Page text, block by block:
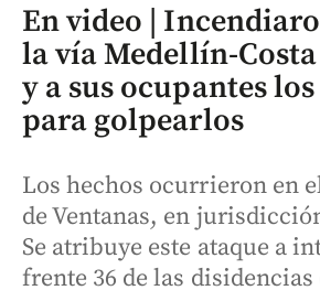
En video |
la vía Medellín-
y a sus ocupantes
para golpearlos
Los hechos ocurrieron en
de Ventanas, en
Se atribuye este ataque a
frente 36 de las disidencias